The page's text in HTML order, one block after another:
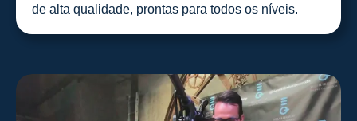
de alta qualidade, prontas para todos os níveis.